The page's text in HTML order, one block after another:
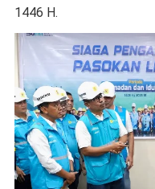
1446 H.